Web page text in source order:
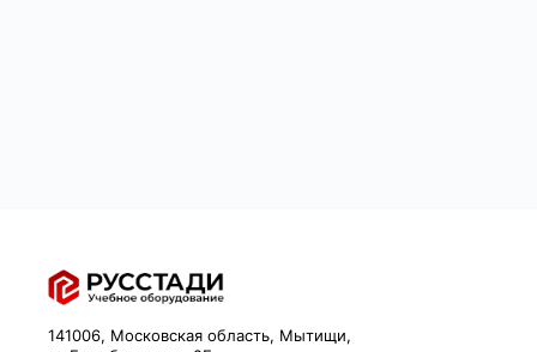
141006, Московская область, Мытищи,